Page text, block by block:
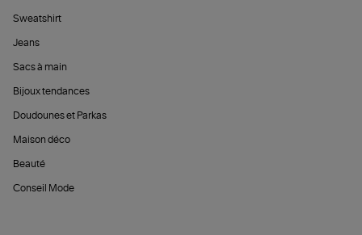
Sweatshirt
Jeans
Sacs à main
Bijoux tendances
Doudounes et Parkas
Maison déco
Beauté
Conseil Mode